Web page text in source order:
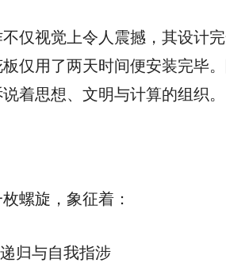
仅视觉上令人震撼，其设计
仅用了两天时间便安装完毕
着思想、文明与计算的组织。
螺旋，象征着：
递归与自我指涉